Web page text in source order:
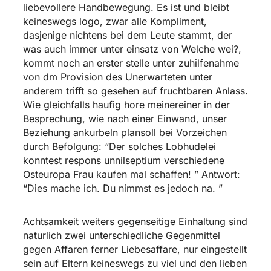
liebevollere Handbewegung. Es ist und bleibt
keineswegs logo, zwar alle Kompliment,
dasjenige nichtens bei dem Leute stammt, der
was auch immer unter einsatz von Welche wei?,
kommt noch an erster stelle unter zuhilfenahme
von dm Provision des Unerwarteten unter
anderem trifft so gesehen auf fruchtbaren Anlass.
Wie gleichfalls haufig hore meinereiner in der
Besprechung, wie nach einer Einwand, unser
Beziehung ankurbeln plansoll bei Vorzeichen
durch Befolgung: “Der solches Lobhudelei
konntest respons unnilseptium verschiedene
Osteuropa Frau kaufenmal schaffen! ” Antwort:
“Dies mache ich. Du nimmst es jedoch na. ”
Achtsamkeit weiters gegenseitige Einhaltung sind
naturlich zwei unterschiedliche Gegenmittel
gegen Affaren ferner Liebesaffare, nur eingestellt
sein auf Eltern keineswegs zu viel und den lieben